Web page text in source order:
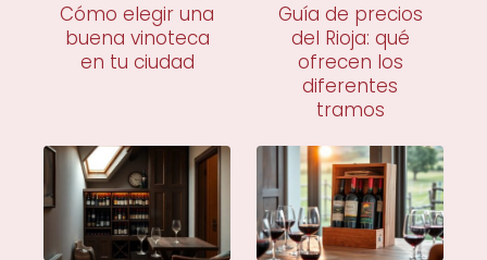
Cómo elegir una
buena vinoteca
en tu ciudad
Guía de precios
del Rioja: qué
ofrecen los
diferentes
tramos